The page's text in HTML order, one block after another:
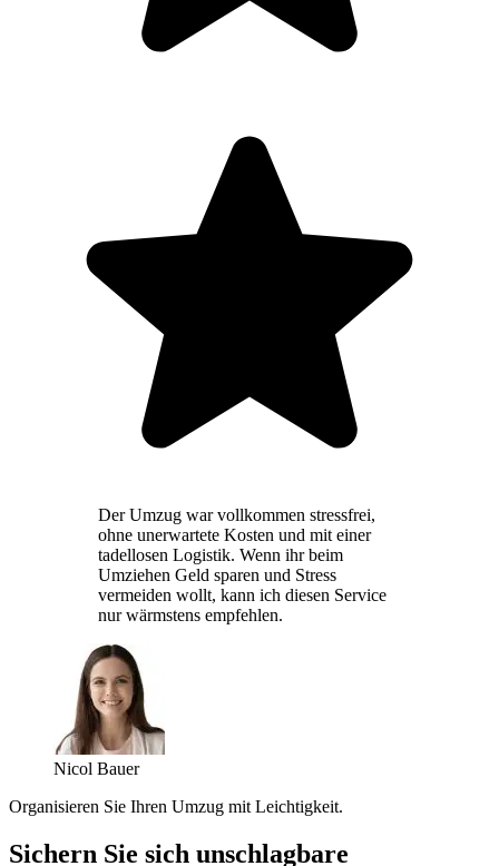
Der Umzug war vollkommen stressfrei,
ohne unerwartete Kosten und mit einer
tadellosen Logistik. Wenn ihr beim
Umziehen Geld sparen und Stress
vermeiden wollt, kann ich diesen Service
nur wärmstens empfehlen.
Nicol Bauer
Organisieren Sie Ihren Umzug mit Leichtigkeit.
Sichern Sie sich unschlagbare